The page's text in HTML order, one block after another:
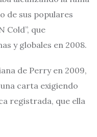
de sus populares
Cold”, que
y globales en 2008.
de Perry en 2009,
carta exigiendo
registrada, que ella